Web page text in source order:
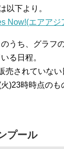
以下より。
Now!(エアアジ
うち、グラフ
る日程。
されていない
)23時時点のも
プール